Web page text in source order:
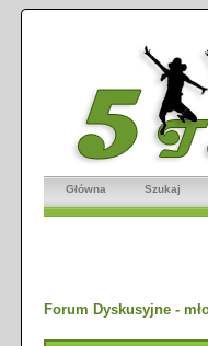
Główna Szukaj
Forum Dyskusyjne -